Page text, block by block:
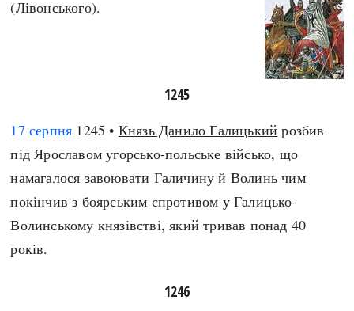
(Лівонського).
1245
17 серпня 1245 • Князь Данило Галицький розбив
під Ярославом угорсько-польське військо, що
намагалося завоювати Галичину й Волинь чим
покінчив з боярським спротивом у Галицько-
Волинському князівстві, який тривав понад 40
років.
1246